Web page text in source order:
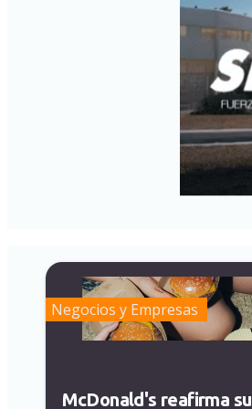
Negocios y Empresas
McDonald's reafirma su